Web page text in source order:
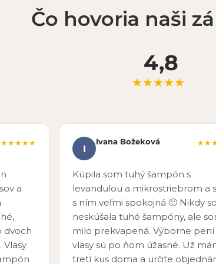
Čo hovoria naši
4,8
★★★★★
★★★★★
a
dvoch
Vlasy
I
Ivana Božeková
Kúpila som tuhý šampón s
levanduľou a mikrostriebrom a
s ním veľmi spokojná 🙂 Nikdy
neskúšala tuhé šampóny, ale
milo prekvapená. Výborne pení
vlasy sú po ňom úžasné. Už
tretí kus doma a určite